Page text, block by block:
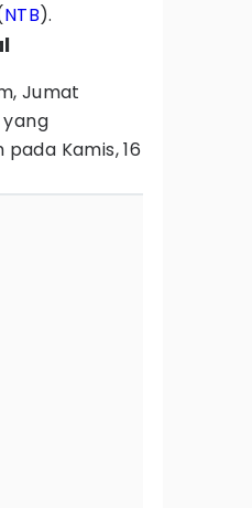
NTB).
Jumat
Kamis, 16